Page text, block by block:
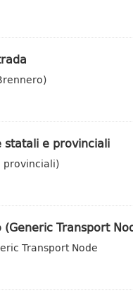
e provinciali
provinciali)
Transport
Transport Node